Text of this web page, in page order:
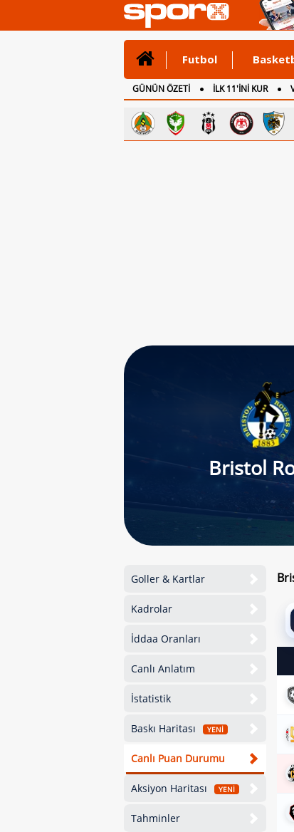
Futbol
GÜNÜN ÖZETİ İLK 11'İNİ KUR
CANLI ANLATIM
İNGİLTERE
Bristol
Goller & Kartlar
Kadrolar
İddaa Oranları
Canlı Anlatım
İstatistik
Baskı Haritası YENİ
Canlı Puan Durumu
Aksiyon Haritası YENİ
Tahminler